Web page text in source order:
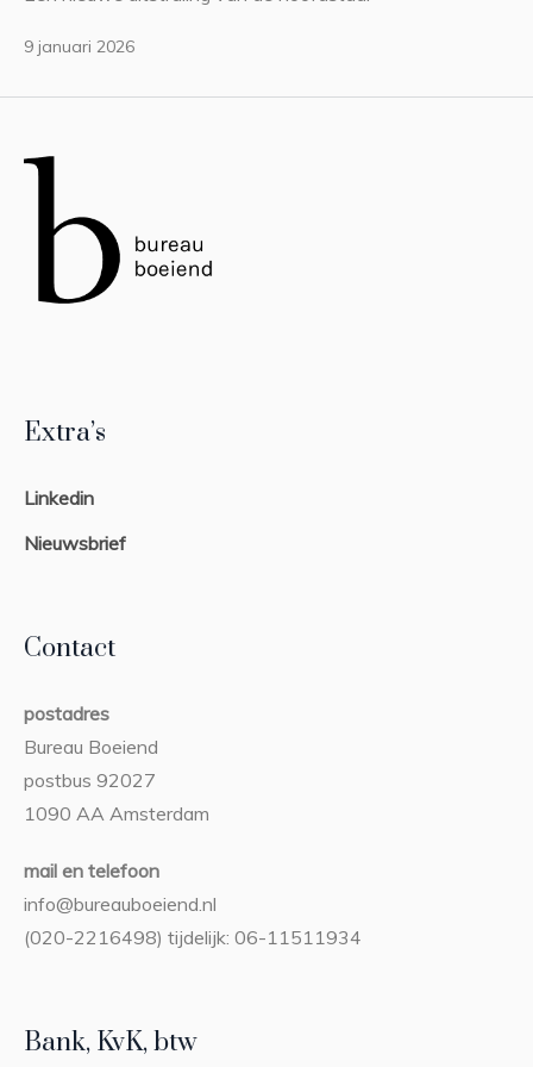
9 januari 2026
Extra’s
Linkedin
Nieuwsbrief
Contact
postadres
Bureau Boeiend
postbus 92027
1090 AA Amsterdam
mail en telefoon
info@bureauboeiend.nl
(020-2216498) tijdelijk: 06-11511934
Bank, KvK, btw